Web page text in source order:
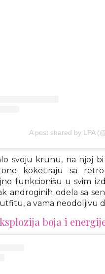
A post shared by LPA
svoju krunu, na njoj
one koketiraju sa
funkcionišu u svim
androginih odela sa
a vama neodoljivu
boja i